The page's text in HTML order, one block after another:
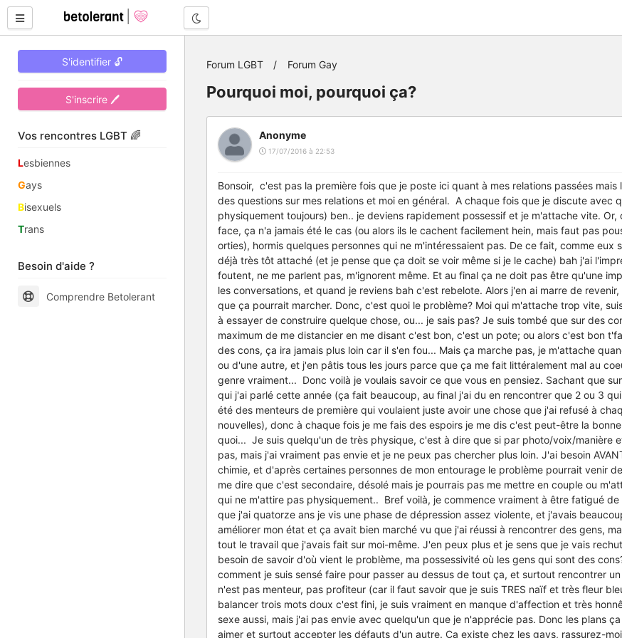
S'identifier 🔓
S'inscrire 🖊
Vos rencontres LGBT 🌈
Lesbiennes
Gays
Bisexuels
Trans
Besoin d'aide ?
Comprendre Betolerant
Forum LGBT Forum Gay
Pourquoi moi, pourquoi ça?
Anonyme
17/07/2016 à 22:53
Bonsoir, c'est pas la première fois que je poste ici quant à mes relations passées mais
des questions sur mes relations et moi en général. A chaque fois que je discute avec
physiquement toujours) ben.. je deviens rapidement possessif et je m'attache vite. Or,
face, ça n'a jamais été le cas (ou alors ils le cachent facilement hein, mais faut pas
orties), hormis quelques personnes qui ne m'intéressaient pas. De ce fait, comme eux
déjà très tôt attaché (et je pense que ça doit se voir même si je le cache) bah j'ai
foutent, ne me parlent pas, m'ignorent même. Et au final ça ne doit pas être qu'une
les conversations, et quand je reviens bah c'est rebelote. Alors j'en ai marre de
que ça pourrait marcher. Donc, c'est quoi le problème? Moi qui m'attache trop vite,
à essayer de construire quelque chose, ou... je sais pas? Je suis tombé que sur des
maximum de me distancier en me disant c'est bon, c'est un pote; ou alors c'est bon
des cons, ça ira jamais plus loin car il s'en fou... Mais ça marche pas, je m'attache
ou d'une autre, et j'en pâtis tous les jours parce que ça me fait littéralement mal au
genre vraiment... Donc voilà je voulais savoir ce que vous en pensiez. Sachant que
qui j'ai parlé cette année (ça fait beaucoup, au final j'ai du en rencontrer que 2 ou 3
été des menteurs de première qui voulaient juste avoir une chose que j'ai refusé à
nouvelles), donc à chaque fois je me fais des espoirs je me dis c'est peut-être la
quoi... Je suis quelqu'un de très physique, c'est à dire que si par photo/voix/manière
pas, mais j'ai vraiment pas envie et je ne peux pas chercher plus loin. J'ai besoin
chimie, et d'après certaines personnes de mon entourage le problème pourrait venir
me dire que c'est secondaire, désolé mais je pourrais pas me mettre en couple ou
qui ne m'attire pas physiquement.. Bref voilà, je commence vraiment à être fatigué
que j'ai quatorze ans je vis une phase de dépression assez violente, et j'avais
améliorer mon état et ça avait bien marché vu que j'ai réussi à rencontrer des gens,
tout le travail que j'avais fait sur moi-même. J'en peux plus et je sens que je vais
besoin de savoir d'où vient le problème, ma possessivité où les gens qui sont des
comment je suis sensé faire pour passer au dessus de tout ça, et surtout rencontrer
n'est pas menteur, pas profiteur (car il faut savoir que je suis TRES naïf et très fleur
balancer trois mots doux c'est fini, je suis vraiment en manque d'affection et très
sexe aussi, mais j'ai pas envie avec quelqu'un que je n'apprécie pas. Donc les plans
aimer et surtout accepter les défauts d'un autre. Ca existe chez les gays, rassurez-